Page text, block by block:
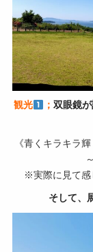
観光 ； 双眼鏡
《青くキラキラ
～
※実際に見て感
そして、